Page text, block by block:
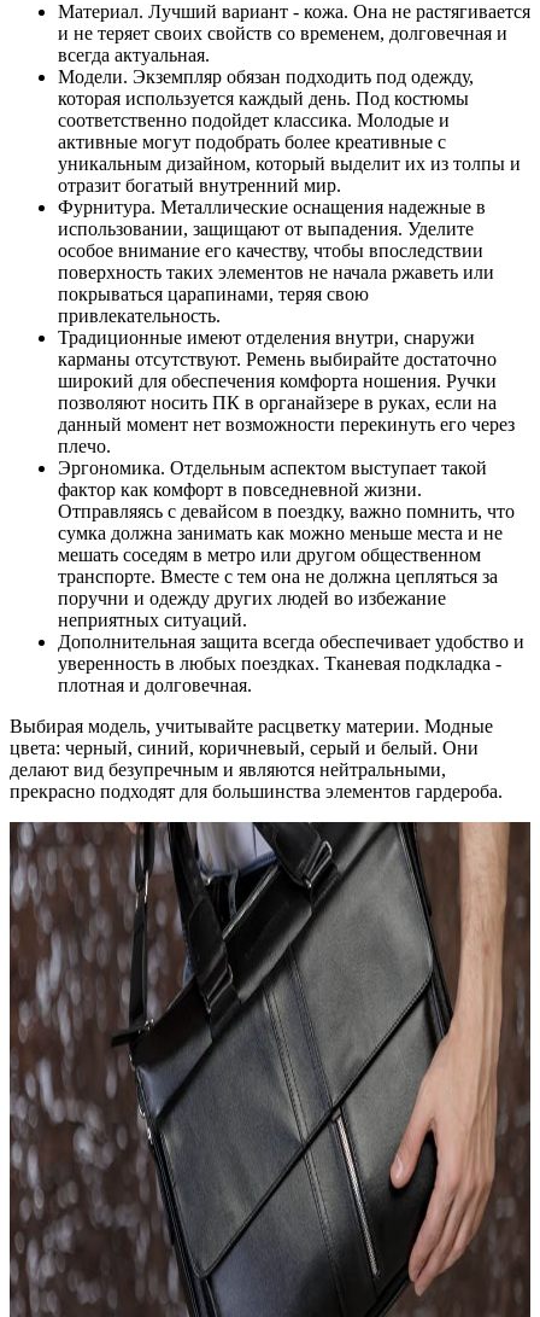
Материал. Лучший вариант - кожа. Она не растягивается
и не теряет своих свойств со временем, долговечная и
всегда актуальная.
Модели. Экземпляр обязан подходить под одежду,
которая используется каждый день. Под костюмы
соответственно подойдет классика. Молодые и
активные могут подобрать более креативные с
уникальным дизайном, который выделит их из толпы и
отразит богатый внутренний мир.
Фурнитура. Металлические оснащения надежные в
использовании, защищают от выпадения. Уделите
особое внимание его качеству, чтобы впоследствии
поверхность таких элементов не начала ржаветь или
покрываться царапинами, теряя свою
привлекательность.
Традиционные имеют отделения внутри, снаружи
карманы отсутствуют. Ремень выбирайте достаточно
широкий для обеспечения комфорта ношения. Ручки
позволяют носить ПК в органайзере в руках, если на
данный момент нет возможности перекинуть его через
плечо.
Эргономика. Отдельным аспектом выступает такой
фактор как комфорт в повседневной жизни.
Отправляясь с девайсом в поездку, важно помнить, что
сумка должна занимать как можно меньше места и не
мешать соседям в метро или другом общественном
транспорте. Вместе с тем она не должна цепляться за
поручни и одежду других людей во избежание
неприятных ситуаций.
Дополнительная защита всегда обеспечивает удобство и
уверенность в любых поездках. Тканевая подкладка -
плотная и долговечная.
Выбирая модель, учитывайте расцветку материи. Модные
цвета: черный, синий, коричневый, серый и белый. Они
делают вид безупречным и являются нейтральными,
прекрасно подходят для большинства элементов гардероба.